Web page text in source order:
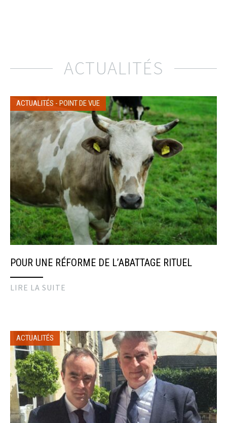
ACTUALITÉS
ACTUALITÉS - POINT DE VUE
POUR UNE RÉFORME DE L’ABATTAGE RITUEL
LIRE LA SUITE
ACTUALITÉS